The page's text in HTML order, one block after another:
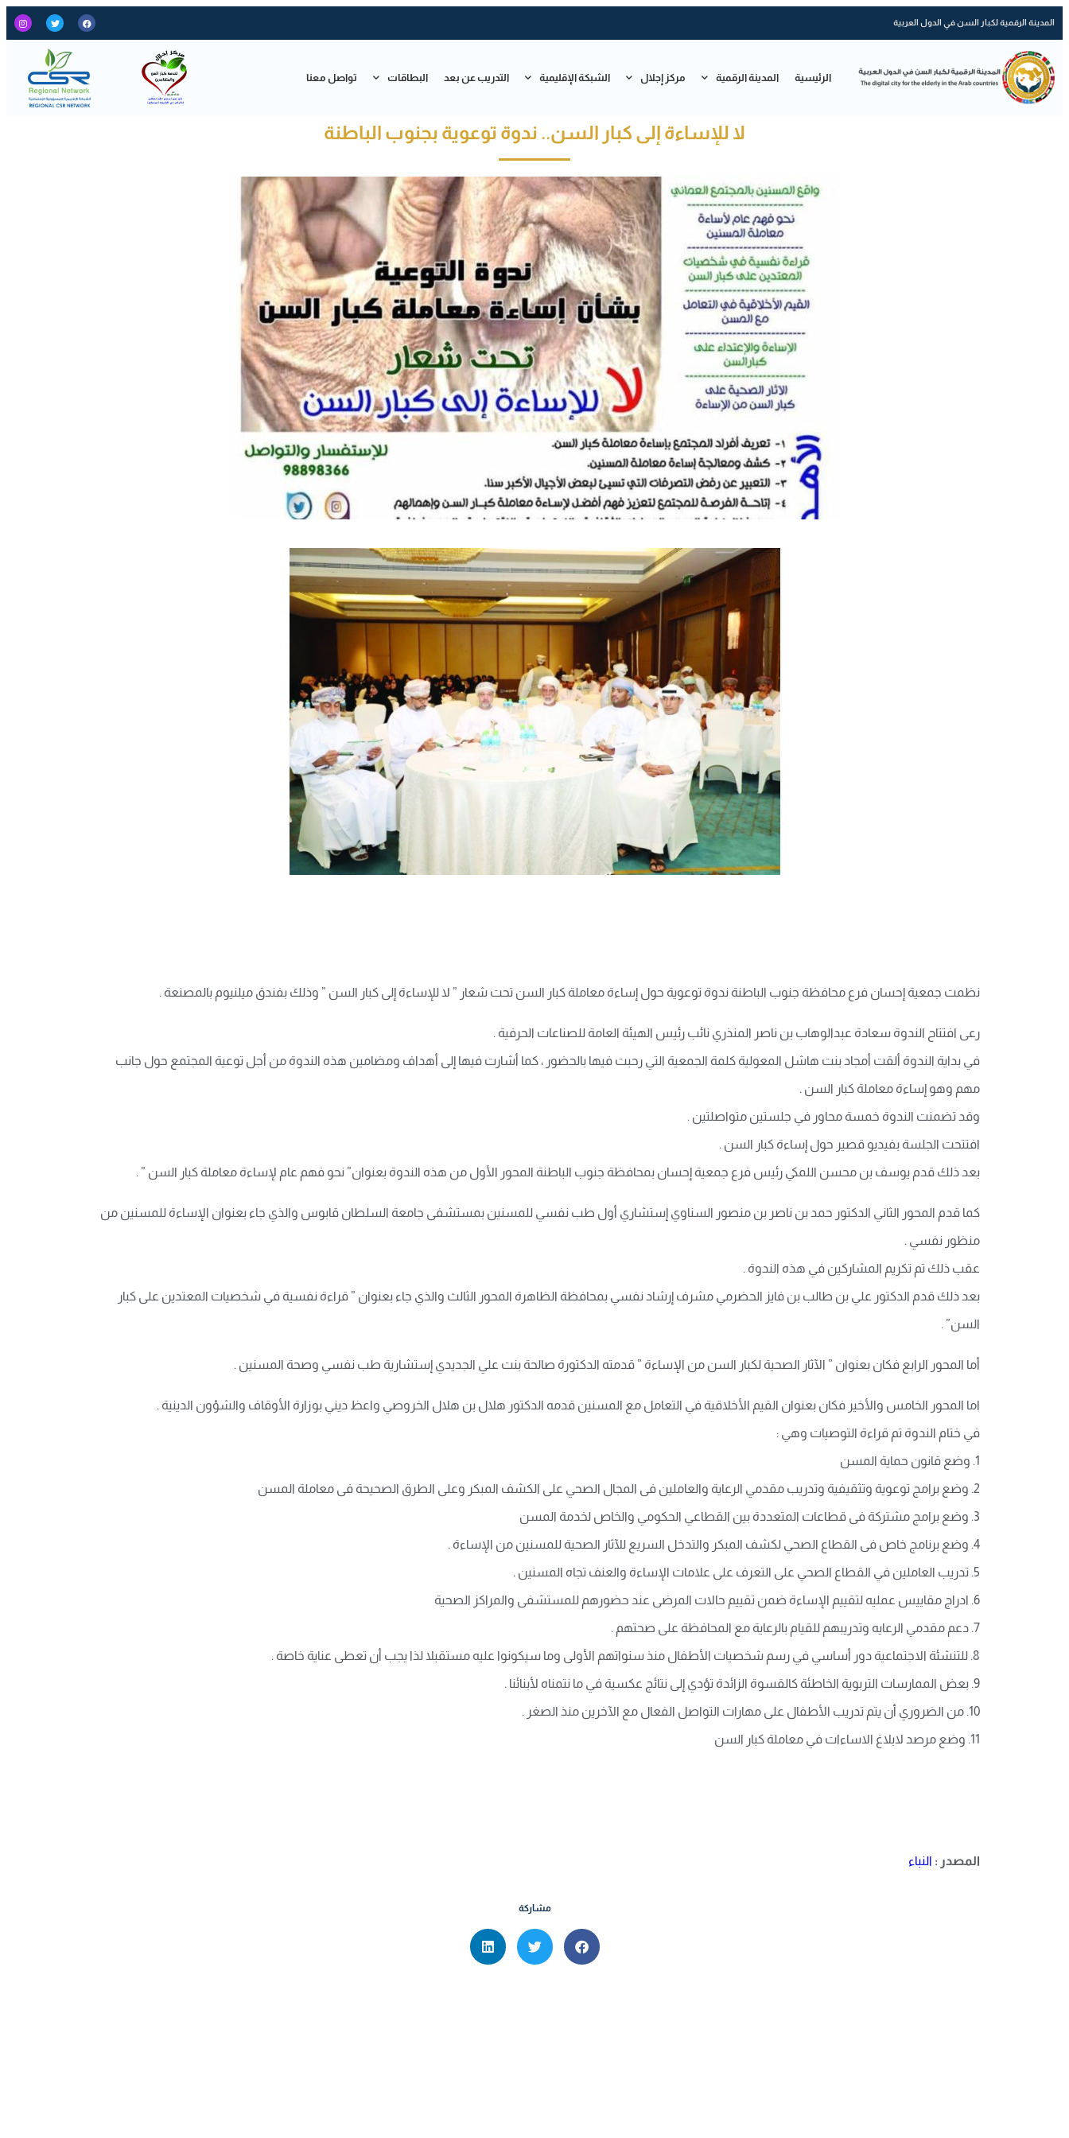
المدينة الرقمية لكبار السن في الدول العربية
الرئيسية المدينة الرقمية مركز إجلال الشبكة الإقليمية التدريب عن بعد البطاقات تواصل معنا
لا للإساءة إلى كبار السن.. ندوة توعوية بجنوب الباطنة
نظمت جمعية إحسان فرع محافظة جنوب الباطنة ندوة توعوية حول إساءة معاملة كبار السن تحت شعار ” لا للإساءة إلى كبار السن ” وذلك بفندق ميلنيوم بالمصنعة .
رعى افتتاح الندوة سعادة عبدالوهاب بن ناصر المنذري نائب رئيس الهيئة العامة للصناعات الحرفية .
في بداية الندوة ألقت أمجاد بنت هاشل المعولية كلمة الجمعية التي رحبت فيها بالحضور ، كما أشارت فيها إلى أهداف ومضامين هذه الندوة من أجل توعية المجتمع حول جانب
مهم وهو إساءة معاملة كبار السن .
وقد تضمنت الندوة خمسة محاور في جلستين متواصلتين .
افتتحت الجلسة بفيديو قصير حول إساءة كبار السن .
بعد ذلك قدم يوسف بن محسن اللمكي رئيس فرع جمعية إحسان بمحافظة جنوب الباطنة المحور الأول من هذه الندوة بعنوان” نحو فهم عام لإساءة معاملة كبار السن ” .
كما قدم المحور الثاني الدكتور حمد بن ناصر بن منصور السناوي إستشاري أول طب نفسي للمسنين بمستشفى جامعة السلطان قابوس والذي جاء بعنوان الإساءة للمسنين من
منظور نفسي .
عقب ذلك تم تكريم المشاركين في هذه الندوة .
بعد ذلك قدم الدكتور علي بن طالب بن فايز الحضرمي مشرف إرشاد نفسي بمحافظة الظاهرة المحور الثالث والذي جاء بعنوان ” قراءة نفسية في شخصيات المعتدين على كبار
السن” .
أما المحور الرابع فكان بعنوان ” الآثار الصحية لكبار السن من الإساءة ” قدمته الدكتورة صالحة بنت علي الجديدي إستشارية طب نفسي وصحة المسنين .
اما المحور الخامس والأخير فكان بعنوان القيم الأخلاقية في التعامل مع المسنين قدمه الدكتور هلال بن هلال الخروصي واعظ ديني بوزارة الأوقاف والشؤون الدينية .
في ختام الندوة تم قراءة التوصيات وهي :
1. وضع قانون حماية المسن
2. وضع برامج توعوية وتثقيفية وتدريب مقدمي الرعاية والعاملين فى المجال الصحي على الكشف المبكر وعلى الطرق الصحيحة فى معاملة المسن
3. وضع برامج مشتركة فى قطاعات المتعددة بين القطاعي الحكومي والخاص لخدمة المسن
4. وضع برنامج خاص فى القطاع الصحي لكشف المبكر والتدخل السريع للآثار الصحية للمسنين من الإساءة .
5. تدريب العاملين في القطاع الصحي على التعرف على علامات الإساءة والعنف تجاه المسنين .
6. ادراج مقاييس عمليه لتقييم الإساءة ضمن تقييم حالات المرضى عند حضورهم للمستشفى والمراكز الصحية
7. دعم مقدمي الرعايه وتدريبهم للقيام بالرعاية مع المحافظة على صحتهم .
8. للتنشئة الاجتماعية دور أساسي في رسم شخصيات الأطفال منذ سنواتهم الأولى وما سيكونوا عليه مستقبلا لذا يجب أن تعطى عناية خاصة .
9. بعض الممارسات التربوية الخاطئة كالقسوة الزائدة تؤدي إلى نتائج عكسية في ما نتمناه لأبنائنا .
10. من الضروري أن يتم تدريب الأطفال على مهارات التواصل الفعال مع الآخرين منذ الصغر .
11. وضع مرصد لابلاغ الاساءات في معاملة كبار السن
المصدر : النباء
مشاركة